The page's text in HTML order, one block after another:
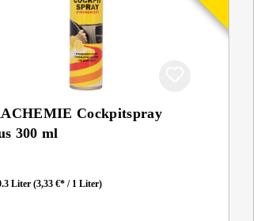
Cockpitspray
300 ml
Liter(3,33 €* / 1 Liter)